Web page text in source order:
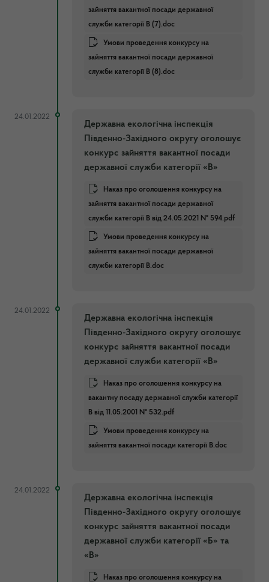
зайняття вакантної посади державної
служби категорії В (7).doc
Умови проведення конкурсу на
зайняття вакантної посади державної
служби категорії В (8).doc
24.01.2022
Державна екологічна інспекція
Південно-Західного округу оголошує
конкурс зайняття вакантної посади
державної служби категорії «В»
Наказ про оголошення конкурсу на
зайняття вакантної посади державної
служби категорії В від 24.05.2021 № 594.pdf
Умови проведення конкурсу на
зайняття вакантної посади державної
служби категорії В.doc
24.01.2022
Державна екологічна інспекція
Південно-Західного округу оголошує
конкурс зайняття вакантної посади
державної служби категорії «В»
Наказ про оголошення конкурсу на
вакантну посаду державної служби категорії
В від 11.05.2001 № 532.pdf
Умови проведення конкурсу на
зайняття вакантної посади категорії В.doc
24.01.2022
Державна екологічна інспекція
Південно-Західного округу оголошує
конкурс зайняття вакантної посади
державної служби категорії «Б» та
«В»
Наказ про оголошення конкурсу на